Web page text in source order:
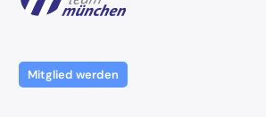
Mitglied werden